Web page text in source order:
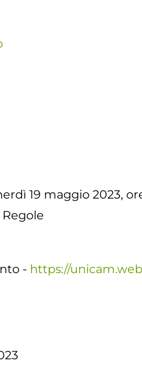
19 maggio 2023,
Regole
- https://